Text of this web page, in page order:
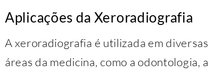
Aplicações da Xeroradiografia
A xeroradiografia é utilizada em diversas
áreas da medicina, como a odontologia, a